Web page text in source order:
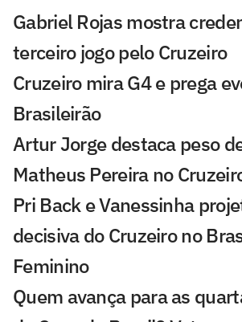
Gabriel Rojas mostra
terceiro jogo pelo Cruzeiro
Cruzeiro mira G4 e prega
Brasileirão
Artur Jorge destaca peso
Matheus Pereira no
Pri Back e Vanessinha
decisiva do Cruzeiro no
Feminino
Quem avança para as